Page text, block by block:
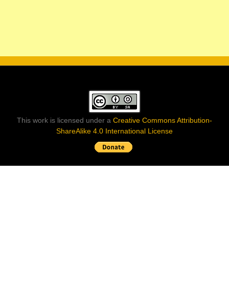
This work is licensed under a Creative Commons Attribution-
ShareAlike 4.0 International License